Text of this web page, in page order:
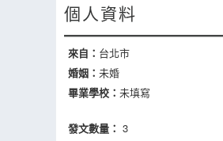
個人資料
來自： 台北市
婚姻： 未婚
畢業學校： 未填寫
發文數量： 3